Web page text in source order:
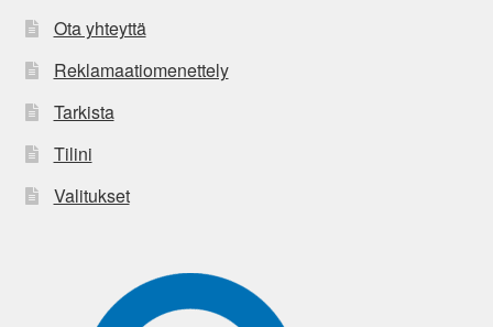
Ota yhteyttä
Reklamaatiomenettely
Tarkista
Tilini
Valitukset